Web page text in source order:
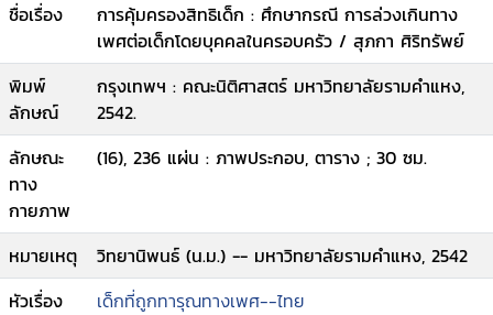
ชื่อเรื่อง
การคุ้มครองสิทธิเด็ก : ศึกษากรณี การล่วงเกินทาง
เพศต่อเด็กโดยบุคคลในครอบครัว / สุภกา ศิริทรัพย์
พิมพ์
ลักษณ์
กรุงเทพฯ : คณะนิติศาสตร์ มหาวิทยาลัยรามคำแหง,
2542.
ลักษณะ
ทาง
กายภาพ
(16), 236 แผ่น : ภาพประกอบ, ตาราง ; 30 ซม.
หมายเหตุ
วิทยานิพนธ์ (น.ม.) -- มหาวิทยาลัยรามคำแหง, 2542
หัวเรื่อง
เด็กที่ถูกทารุณทางเพศ--ไทย